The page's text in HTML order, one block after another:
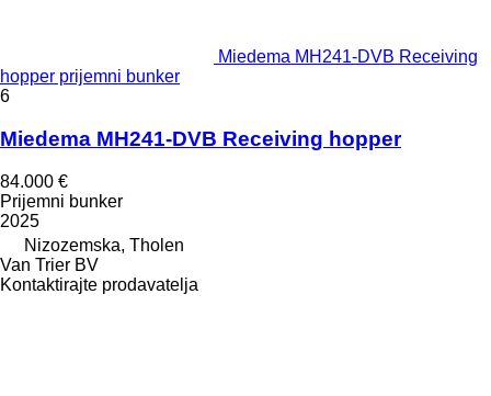
Miedema MH241-DVB Receiving
hopper prijemni bunker
6
Miedema MH241-DVB Receiving hopper
84.000 €
Prijemni bunker
2025
Nizozemska, Tholen
Van Trier BV
Kontaktirajte prodavatelja